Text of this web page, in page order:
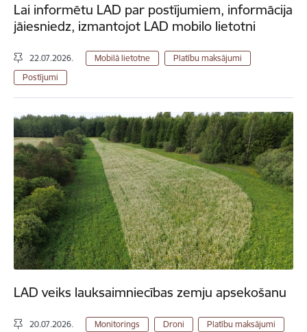
Lai informētu LAD par postījumiem, informācija
jāiesniedz, izmantojot LAD mobilo lietotni
22.07.2026. Mobilā lietotne
Platību maksājumi
Postījumi
LAD veiks lauksaimniecības zemju apsekošanu
20.07.2026. Monitorings Droni Platību maksājumi